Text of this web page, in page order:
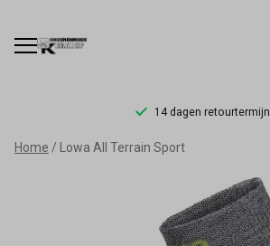
14 dagen retourtermijn
Lowa
Home Lowa All Terrain Sport